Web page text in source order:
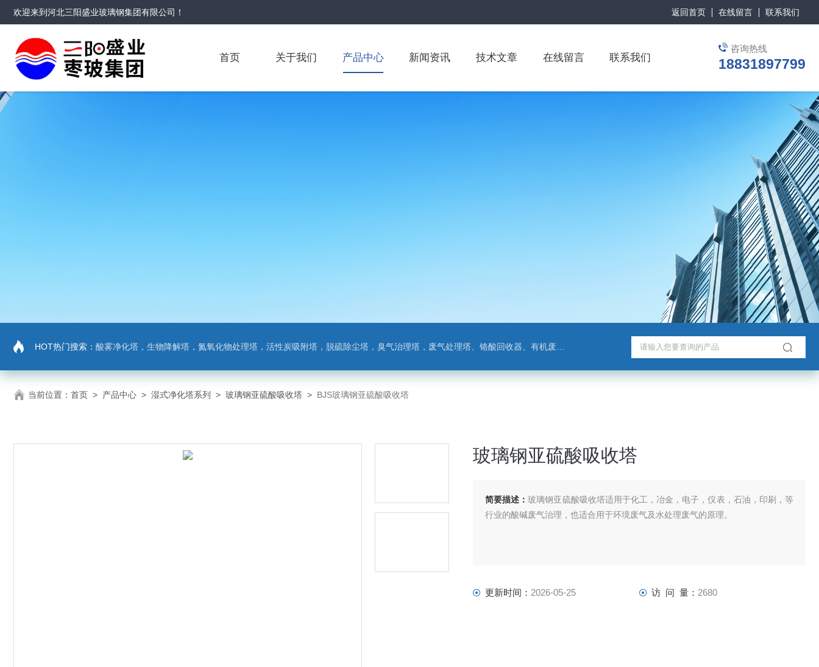
欢迎来到河北三阳盛业玻璃钢集团有限公司 ！ 返回首页 在线留言 联系我们
咨询热线
18831897799
首页 关于我们 产品中心 新闻资讯 技术文章 在线留言 联系我们
HOT热门搜索： 酸雾净化塔，生物降解塔，氮氧化物处理塔，活性炭吸附塔，脱硫除尘塔，臭气治理塔，废气处理塔、铬酸回收器、有机废气净化器，氨氮吹脱塔
当前位置： 首页 > 产品中心 > 湿式净化塔系列 > 玻璃钢亚硫酸吸收塔 > BJS玻璃钢亚硫酸吸收塔
玻璃钢亚硫酸吸收塔
简要描述：玻璃钢亚硫酸吸收塔适用于化工，冶金，电子，仪表，石油，印刷，等
行业的酸碱废气治理，也适合用于环境废气及水处理废气的原理。
更新时间： 2026-05-25 访 问 量： 2680